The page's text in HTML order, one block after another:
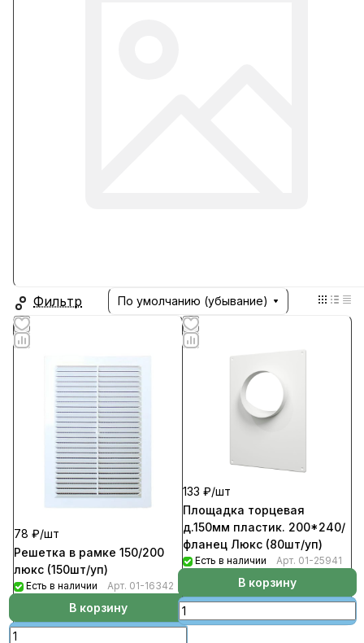
Фильтр По умолчанию (убывание)
78 ₽/шт
Решетка в рамке 150/200
люкс (150шт/уп)
Есть в наличии Арт. 01-16342
В корзину
133 ₽/шт
Площадка торцевая
д.150мм пластик. 200*240/
фланец Люкс (80шт/уп)
Есть в наличии Арт. 01-25941
В корзину